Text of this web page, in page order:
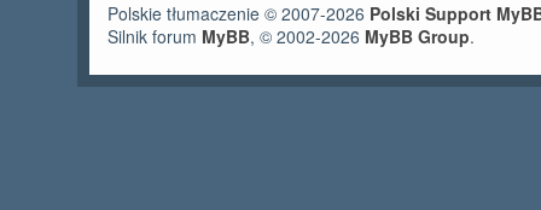
Polskie tłumaczenie © 2007-2026 Polski Support
Silnik forum MyBB, © 2002-2026 MyBB Group.